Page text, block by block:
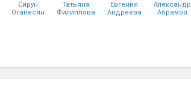
Сирун
Оганесян
Татьяна
Филиппова
Евгения
Андреева
Александр
Абрамов